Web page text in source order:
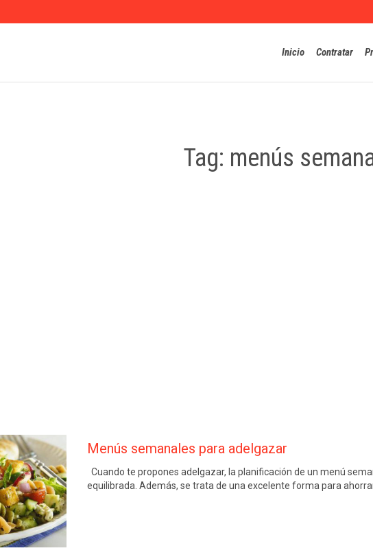
Inicio Contratar
Tag: menús
Menús semanales para adelgazar
Cuando te propones adelgazar, la planificación de un menú
equilibrada. Además, se trata de una excelente forma para